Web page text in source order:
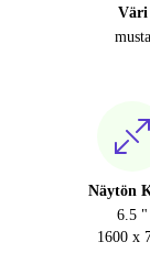
Väri
musta
Näytön
6.5 "
1600 x